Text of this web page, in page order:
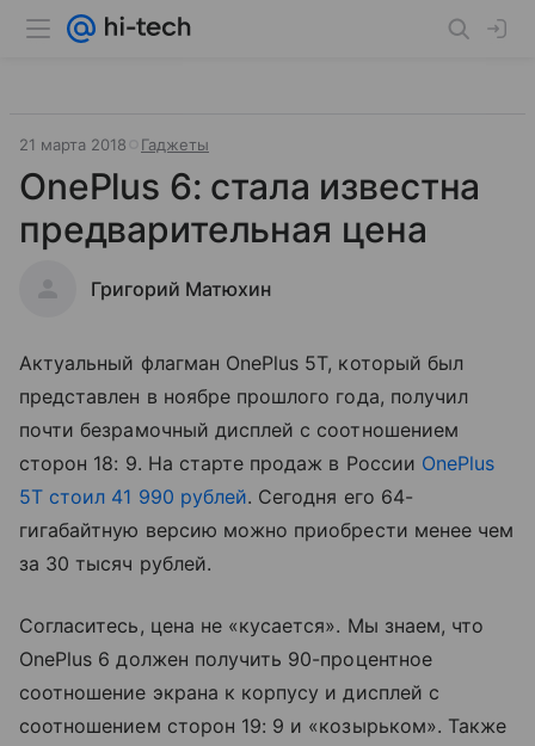
21 марта 2018 Гаджеты
OnePlus 6: стала известна
предварительная цена
Григорий Матюхин
Актуальный флагман OnePlus 5T, который был
представлен в ноябре прошлого года, получил
почти безрамочный дисплей с соотношением
сторон 18: 9. На старте продаж в России OnePlus
5T стоил 41 990 рублей. Сегодня его 64-
гигабайтную версию можно приобрести менее чем
за 30 тысяч рублей.
Согласитесь, цена не «кусается». Мы знаем, что
OnePlus 6 должен получить 90-процентное
соотношение экрана к корпусу и дисплей с
соотношением сторон 19: 9 и «козырьком». Также